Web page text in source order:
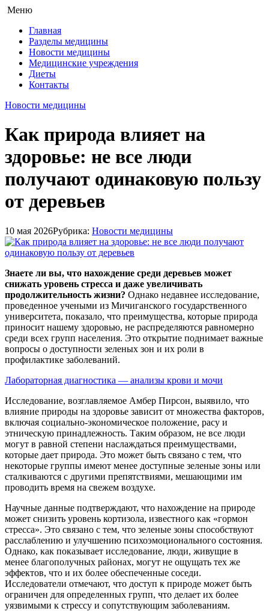
Меню
Главная
Разделы медицины
Новости медицины
Медицинские учреждения
Диеты
Контакты
Новости медицины
Как природа влияет на
здоровье: не все люди
получают одинаковую пользу
от деревьев
10 мая 2026Рубрика: Новости медицины
Знаете ли вы, что нахождение среди деревьев может
снижать уровень стресса и даже увеличивать
продолжительность жизни? Однако недавнее исследование,
проведенное учеными из Мичиганского государственного
университета, показало, что преимущества, которые природа
приносит нашему здоровью, не распределяются равномерно
среди всех групп населения. Это открытие поднимает важные
вопросы о доступности зеленых зон и их роли в
профилактике заболеваний.
Лабораторная диагностика — анализы крови и мочи
Исследование, возглавляемое Амбер Пирсон, выявило, что
влияние природы на здоровье зависит от множества факторов,
включая социально-экономическое положение, расу и
этническую принадлежность. Таким образом, не все люди
могут в равной степени наслаждаться преимуществами,
которые дает природа. Это может быть связано с тем, что
некоторые группы имеют менее доступные зеленые зоны или
сталкиваются с другими препятствиями, мешающими им
проводить время на свежем воздухе.
Научные данные подтверждают, что нахождение на природе
может снизить уровень кортизола, известного как «гормон
стресса». Это связано с тем, что зеленые зоны способствуют
расслаблению и улучшению психоэмоционального состояния.
Однако, как показывает исследование, люди, живущие в
менее благополучных районах, могут не ощущать тех же
эффектов, что и их более обеспеченные соседи.
Исследователи отмечают, что доступ к природе может быть
ограничен для определенных групп, что делает их более
уязвимыми к стрессу и сопутствующим заболеваниям.